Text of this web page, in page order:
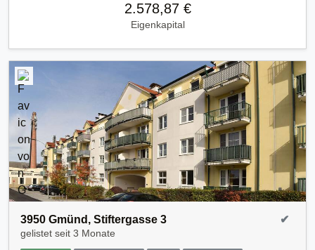
2.578,87 €
Eigenkapital
3950 Gmünd, Stiftergasse 3
gelistet seit 3 Monate
✔